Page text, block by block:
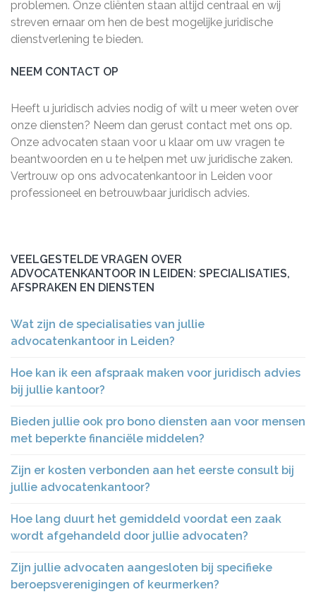
problemen. Onze cliënten staan altijd centraal en wij
streven ernaar om hen de best mogelijke juridische
dienstverlening te bieden.
NEEM CONTACT OP
Heeft u juridisch advies nodig of wilt u meer weten over
onze diensten? Neem dan gerust contact met ons op.
Onze advocaten staan voor u klaar om uw vragen te
beantwoorden en u te helpen met uw juridische zaken.
Vertrouw op ons advocatenkantoor in Leiden voor
professioneel en betrouwbaar juridisch advies.
VEELGESTELDE VRAGEN OVER
ADVOCATENKANTOOR IN LEIDEN: SPECIALISATIES,
AFSPRAKEN EN DIENSTEN
Wat zijn de specialisaties van jullie
advocatenkantoor in Leiden?
Hoe kan ik een afspraak maken voor juridisch advies
bij jullie kantoor?
Bieden jullie ook pro bono diensten aan voor mensen
met beperkte financiële middelen?
Zijn er kosten verbonden aan het eerste consult bij
jullie advocatenkantoor?
Hoe lang duurt het gemiddeld voordat een zaak
wordt afgehandeld door jullie advocaten?
Zijn jullie advocaten aangesloten bij specifieke
beroepsverenigingen of keurmerken?